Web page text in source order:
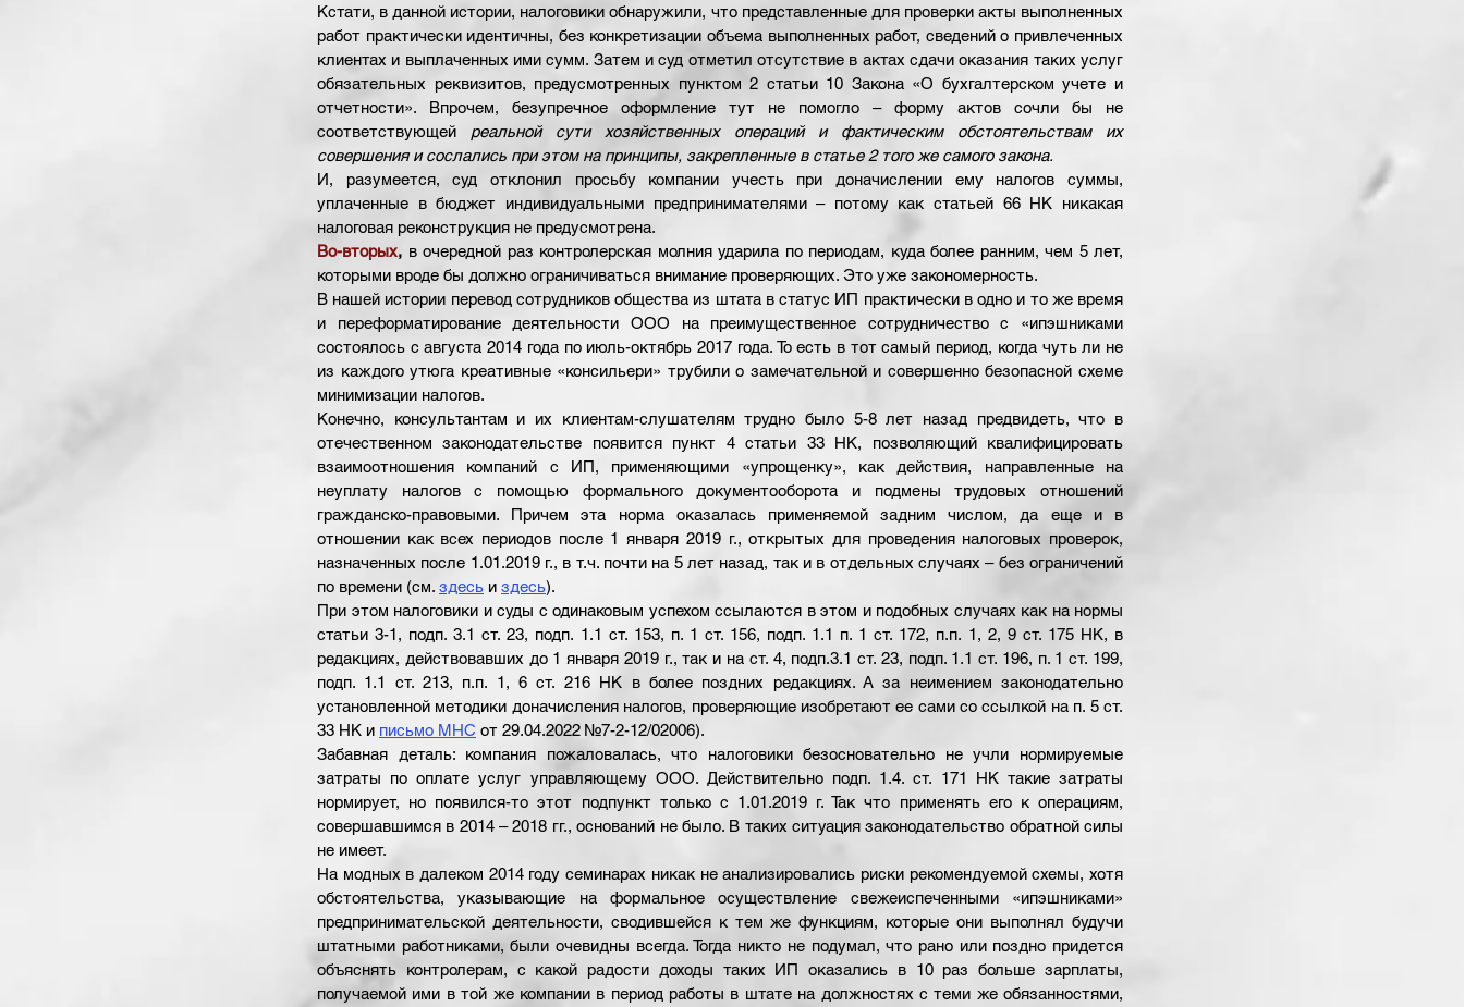
Кстати, в данной истории, налоговики обнаружили, что представленные для проверки акты выполненных
работ практически идентичны, без конкретизации объема выполненных работ, сведений о привлеченных
клиентах и выплаченных ими сумм. Затем и суд отметил отсутствие в актах сдачи оказания таких услуг
обязательных реквизитов, предусмотренных пунктом 2 статьи 10 Закона «О бухгалтерском учете и
отчетности». Впрочем, безупречное оформление тут не помогло – форму актов сочли бы не
соответствующей реальной сути хозяйственных операций и фактическим обстоятельствам их
совершения и сослались при этом на принципы, закрепленные в статье 2 того же самого закона.
И, разумеется, суд отклонил просьбу компании учесть при доначислении ему налогов суммы,
уплаченные в бюджет индивидуальными предпринимателями – потому как статьей 66 НК никакая
налоговая реконструкция не предусмотрена.
Во-вторых, в очередной раз контролерская молния ударила по периодам, куда более ранним, чем 5 лет,
которыми вроде бы должно ограничиваться внимание проверяющих. Это уже закономерность.
В нашей истории перевод сотрудников общества из штата в статус ИП практически в одно и то же время
и переформатирование деятельности ООО на преимущественное сотрудничество с «ипэшниками
состоялось с августа 2014 года по июль-октябрь 2017 года. То есть в тот самый период, когда чуть ли не
из каждого утюга креативные «консильери» трубили о замечательной и совершенно безопасной схеме
минимизации налогов.
Конечно, консультантам и их клиентам-слушателям трудно было 5-8 лет назад предвидеть, что в
отечественном законодательстве появится пункт 4 статьи 33 НК, позволяющий квалифицировать
взаимоотношения компаний с ИП, применяющими «упрощенку», как действия, направленные на
неуплату налогов с помощью формального документооборота и подмены трудовых отношений
гражданско-правовыми. Причем эта норма оказалась применяемой задним числом, да еще и в
отношении как всех периодов после 1 января 2019 г., открытых для проведения налоговых проверок,
назначенных после 1.01.2019 г., в т.ч. почти на 5 лет назад, так и в отдельных случаях – без ограничений
по времени (см. здесь и здесь).
При этом налоговики и суды с одинаковым успехом ссылаются в этом и подобных случаях как на нормы
статьи 3-1, подп. 3.1 ст. 23, подп. 1.1 ст. 153, п. 1 ст. 156, подп. 1.1 п. 1 ст. 172, п.п. 1, 2, 9 ст. 175 НК, в
редакциях, действовавших до 1 января 2019 г., так и на ст. 4, подп.3.1 ст. 23, подп. 1.1 ст. 196, п. 1 ст. 199,
подп. 1.1 ст. 213, п.п. 1, 6 ст. 216 НК в более поздних редакциях. А за неимением законодательно
установленной методики доначисления налогов, проверяющие изобретают ее сами со ссылкой на п. 5 ст.
33 НК и письмо МНС от 29.04.2022 №7-2-12/02006).
Забавная деталь: компания пожаловалась, что налоговики безосновательно не учли нормируемые
затраты по оплате услуг управляющему ООО. Действительно подп. 1.4. ст. 171 НК такие затраты
нормирует, но появился-то этот подпункт только с 1.01.2019 г. Так что применять его к операциям,
совершавшимся в 2014 – 2018 гг., оснований не было. В таких ситуация законодательство обратной силы
не имеет.
На модных в далеком 2014 году семинарах никак не анализировались риски рекомендуемой схемы, хотя
обстоятельства, указывающие на формальное осуществление свежеиспеченными «ипэшниками»
предпринимательской деятельности, сводившейся к тем же функциям, которые они выполнял будучи
штатными работниками, были очевидны всегда. Тогда никто не подумал, что рано или поздно придется
объяснять контролерам, с какой радости доходы таких ИП оказались в 10 раз больше зарплаты,
получаемой ими в той же компании в период работы в штате на должностях с теми же обязанностями,